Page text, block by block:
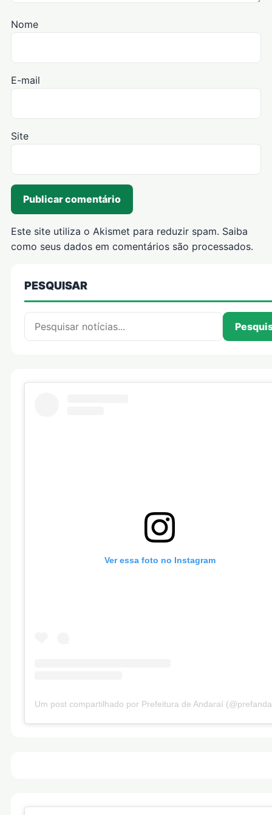
Nome
E-mail
Site
Este site utiliza o Akismet para reduzir spam. Saiba
como seus dados em comentários são processados.
PESQUISAR
Pesquisar por:
Ver essa foto no Instagram
Um post compartilhado por Prefeitura de Andaraí